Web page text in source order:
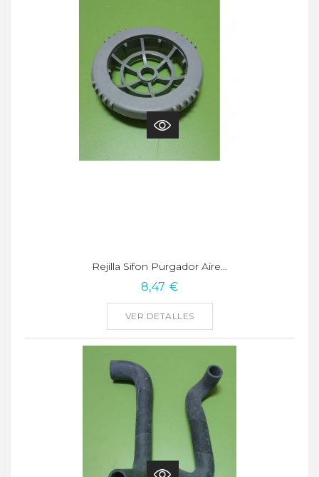
Rejilla Sifon Purgador Aire...
8,47 €
VER DETALLES